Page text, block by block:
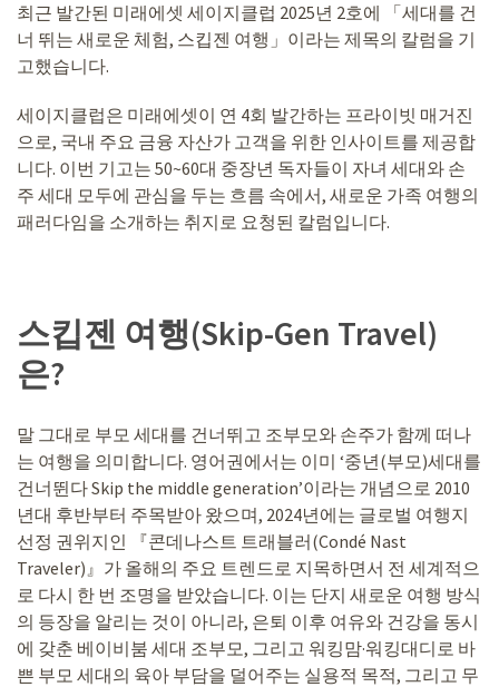
최근 발간된 미래에셋 세이지클럽 2025년 2호에 「세대를 건
너 뛰는 새로운 체험, 스킵젠 여행」이라는 제목의 칼럼을 기
고했습니다.
세이지클럽은 미래에셋이 연 4회 발간하는 프라이빗 매거진
으로, 국내 주요 금융 자산가 고객을 위한 인사이트를 제공합
니다. 이번 기고는 50~60대 중장년 독자들이 자녀 세대와 손
주 세대 모두에 관심을 두는 흐름 속에서, 새로운 가족 여행의
패러다임을 소개하는 취지로 요청된 칼럼입니다.
스킵젠 여행(Skip-Gen Travel)
은?
말 그대로 부모 세대를 건너뛰고 조부모와 손주가 함께 떠나
는 여행을 의미합니다. 영어권에서는 이미 ‘중년(부모)세대를
건너뛴다 Skip the middle generation’이라는 개념으로 2010
년대 후반부터 주목받아 왔으며, 2024년에는 글로벌 여행지
선정 권위지인 『콘데나스트 트래블러(Condé Nast
Traveler)』가 올해의 주요 트렌드로 지목하면서 전 세계적으
로 다시 한 번 조명을 받았습니다. 이는 단지 새로운 여행 방식
의 등장을 알리는 것이 아니라, 은퇴 이후 여유와 건강을 동시
에 갖춘 베이비붐 세대 조부모, 그리고 워킹맘·워킹대디로 바
쁜 부모 세대의 육아 부담을 덜어주는 실용적 목적, 그리고 무